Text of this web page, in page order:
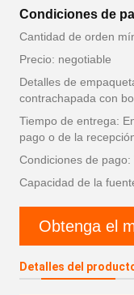
Condiciones de
Cantidad de orden
Precio: negotiable
Detalles de
contrachapada con
Tiempo de entrega:
pago o de la
Condiciones de pago:
Capacidad de la
Obtenga el
Detalles del